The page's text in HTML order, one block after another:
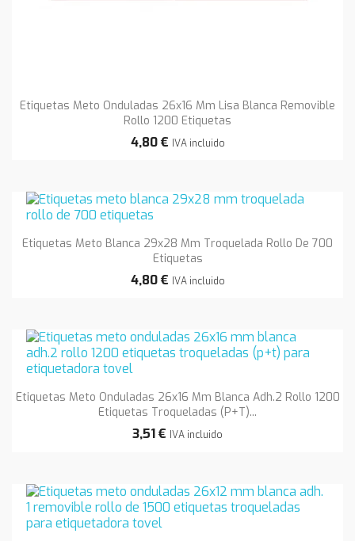
Etiquetas Meto Onduladas 26x16 Mm Lisa Blanca Removible
Rollo 1200 Etiquetas
4,80 € IVA incluido
Etiquetas Meto Blanca 29x28 Mm Troquelada Rollo De 700
Etiquetas
4,80 € IVA incluido
Etiquetas Meto Onduladas 26x16 Mm Blanca Adh.2 Rollo 1200
Etiquetas Troqueladas (p+t)...
3,51 € IVA incluido